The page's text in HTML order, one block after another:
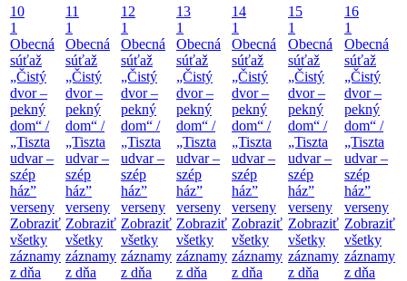
10
1
Obecná
súťaž
„Čistý
dvor –
pekný
dom“ /
„Tiszta
udvar –
szép
ház”
verseny
Zobraziť
všetky
záznamy
z dňa
11
1
Obecná
súťaž
„Čistý
dvor –
pekný
dom“ /
„Tiszta
udvar –
szép
ház”
verseny
Zobraziť
všetky
záznamy
z dňa
12
1
Obecná
súťaž
„Čistý
dvor –
pekný
dom“ /
„Tiszta
udvar –
szép
ház”
verseny
Zobraziť
všetky
záznamy
z dňa
13
1
Obecná
súťaž
„Čistý
dvor –
pekný
dom“ /
„Tiszta
udvar –
szép
ház”
verseny
Zobraziť
všetky
záznamy
z dňa
14
1
Obecná
súťaž
„Čistý
dvor –
pekný
dom“ /
„Tiszta
udvar –
szép
ház”
verseny
Zobraziť
všetky
záznamy
z dňa
15
1
Obecná
súťaž
„Čistý
dvor –
pekný
dom“ /
„Tiszta
udvar –
szép
ház”
verseny
Zobraziť
všetky
záznamy
z dňa
16
1
Obecná
súťaž
„Čistý
dvor –
pekný
dom“ /
„Tiszta
udvar –
szép
ház”
verseny
Zobraziť
všetky
záznamy
z dňa